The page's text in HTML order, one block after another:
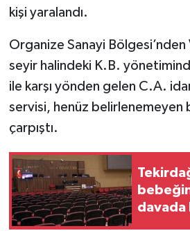
kişi yaralandı.
Organize Sanayi
seyir halindeki K.B.
ile karşı yönden gelen C.A.
servisi, henüz belirlenemeyen
çarpıştı.
davada